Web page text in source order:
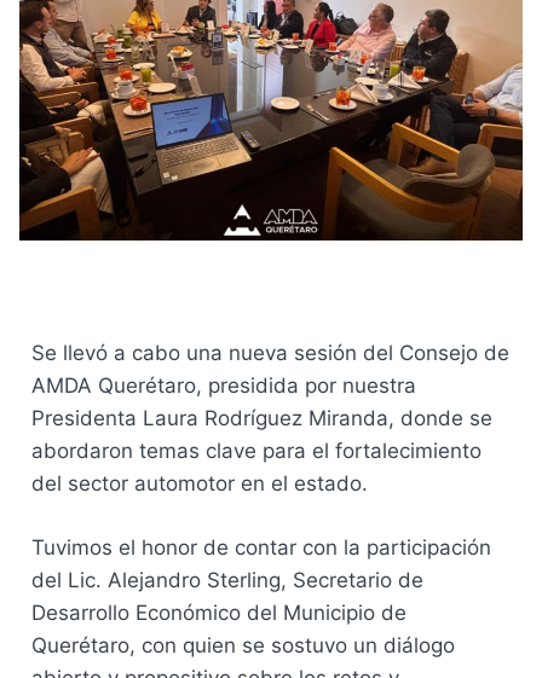
Se llevó a cabo una nueva sesión del Consejo de
AMDA Querétaro, presidida por nuestra
Presidenta Laura Rodríguez Miranda, donde se
abordaron temas clave para el fortalecimiento
del sector automotor en el estado.
Tuvimos el honor de contar con la participación
del Lic. Alejandro Sterling, Secretario de
Desarrollo Económico del Municipio de
Querétaro, con quien se sostuvo un diálogo